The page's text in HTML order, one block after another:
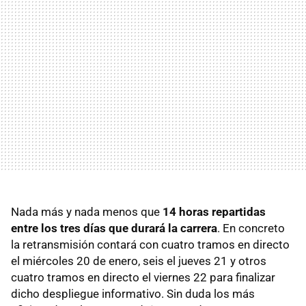
Nada más y nada menos que 14 horas repartidas
entre los tres días que durará la carrera. En concreto
la retransmisión contará con cuatro tramos en directo
el miércoles 20 de enero, seis el jueves 21 y otros
cuatro tramos en directo el viernes 22 para finalizar
dicho despliegue informativo. Sin duda los más